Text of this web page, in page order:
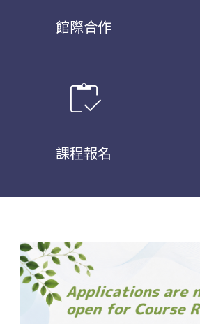
館際合作
inventory
課程報名